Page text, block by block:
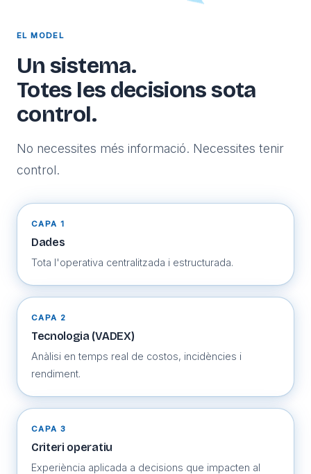
EL MODEL
Un sistema.
Totes les decisions sota
control.
No necessites més informació. Necessites tenir
control.
CAPA 1
Dades
Tota l'operativa centralitzada i estructurada.
CAPA 2
Tecnologia (VADEX)
Anàlisi en temps real de costos, incidències i
rendiment.
CAPA 3
Criteri operatiu
Experiència aplicada a decisions que impacten al